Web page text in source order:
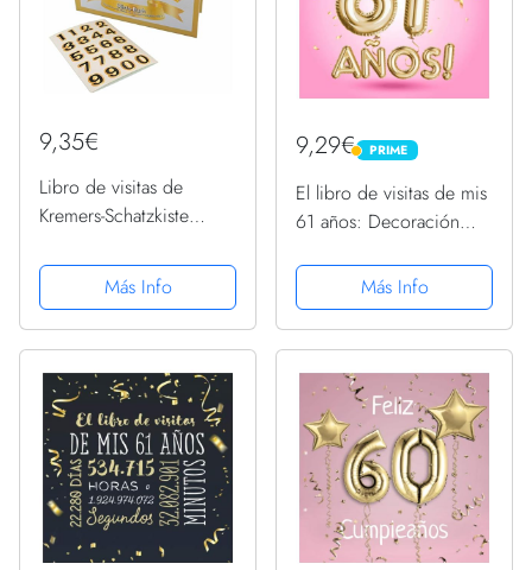
9,35€
Libro de visitas de
Kremers-Schatzkiste
100 años fiesta invitados
libro 18 30 40 50 60
Más Info
9,29€ PRIME
PRIME
El libro de visitas de mis
61 años: Decoración
cumpleaños – Regalos
originales para mujer -
61 años - Edición
......
Más Info